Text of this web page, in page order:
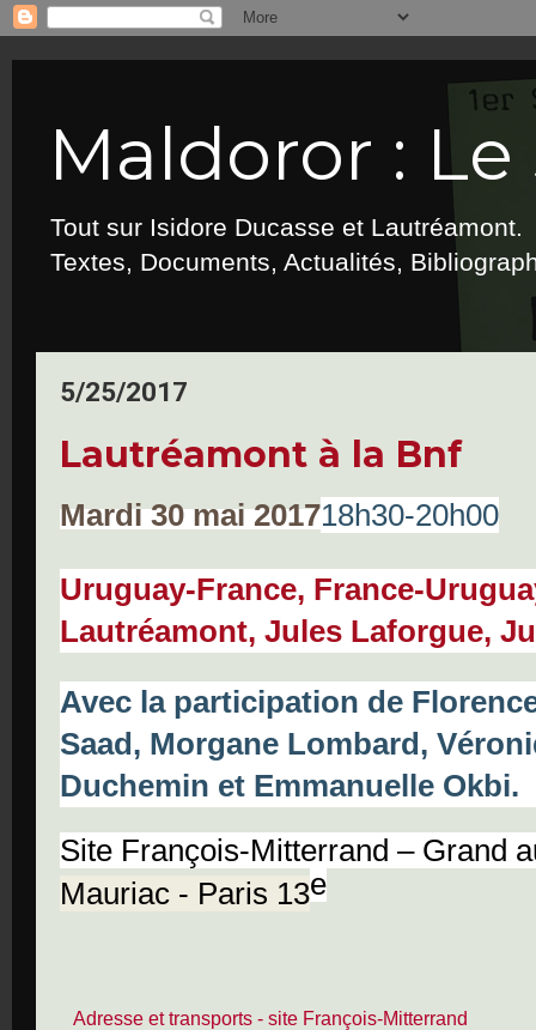
Maldoror : Le
Tout sur Isidore Ducasse et Lautréamont.
Textes, Documents, Actualités,
5/25/2017
Lautréamont à la Bnf
Mardi 30 mai 201718h30-20h00
Uruguay-France, France-
Lautréamont, Jules Laforgue,
Avec la participation de
Saad, Morgane Lombard,
Duchemin et Emmanuelle Okbi.
Site François-Mitterrand – Grand
Mauriac - Paris 13e
Adresse et transports - site François-Mitterrand